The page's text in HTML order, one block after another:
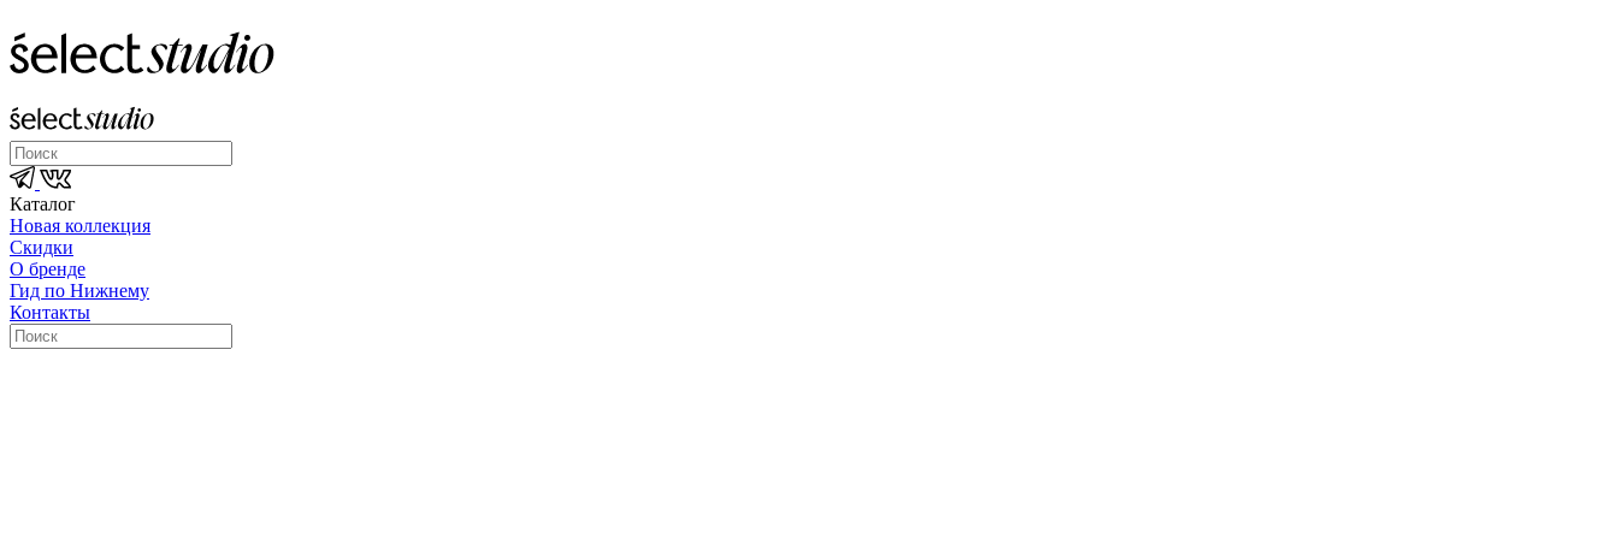
Каталог
Новая коллекция
Скидки
О бренде
Гид по Нижнему
Контакты